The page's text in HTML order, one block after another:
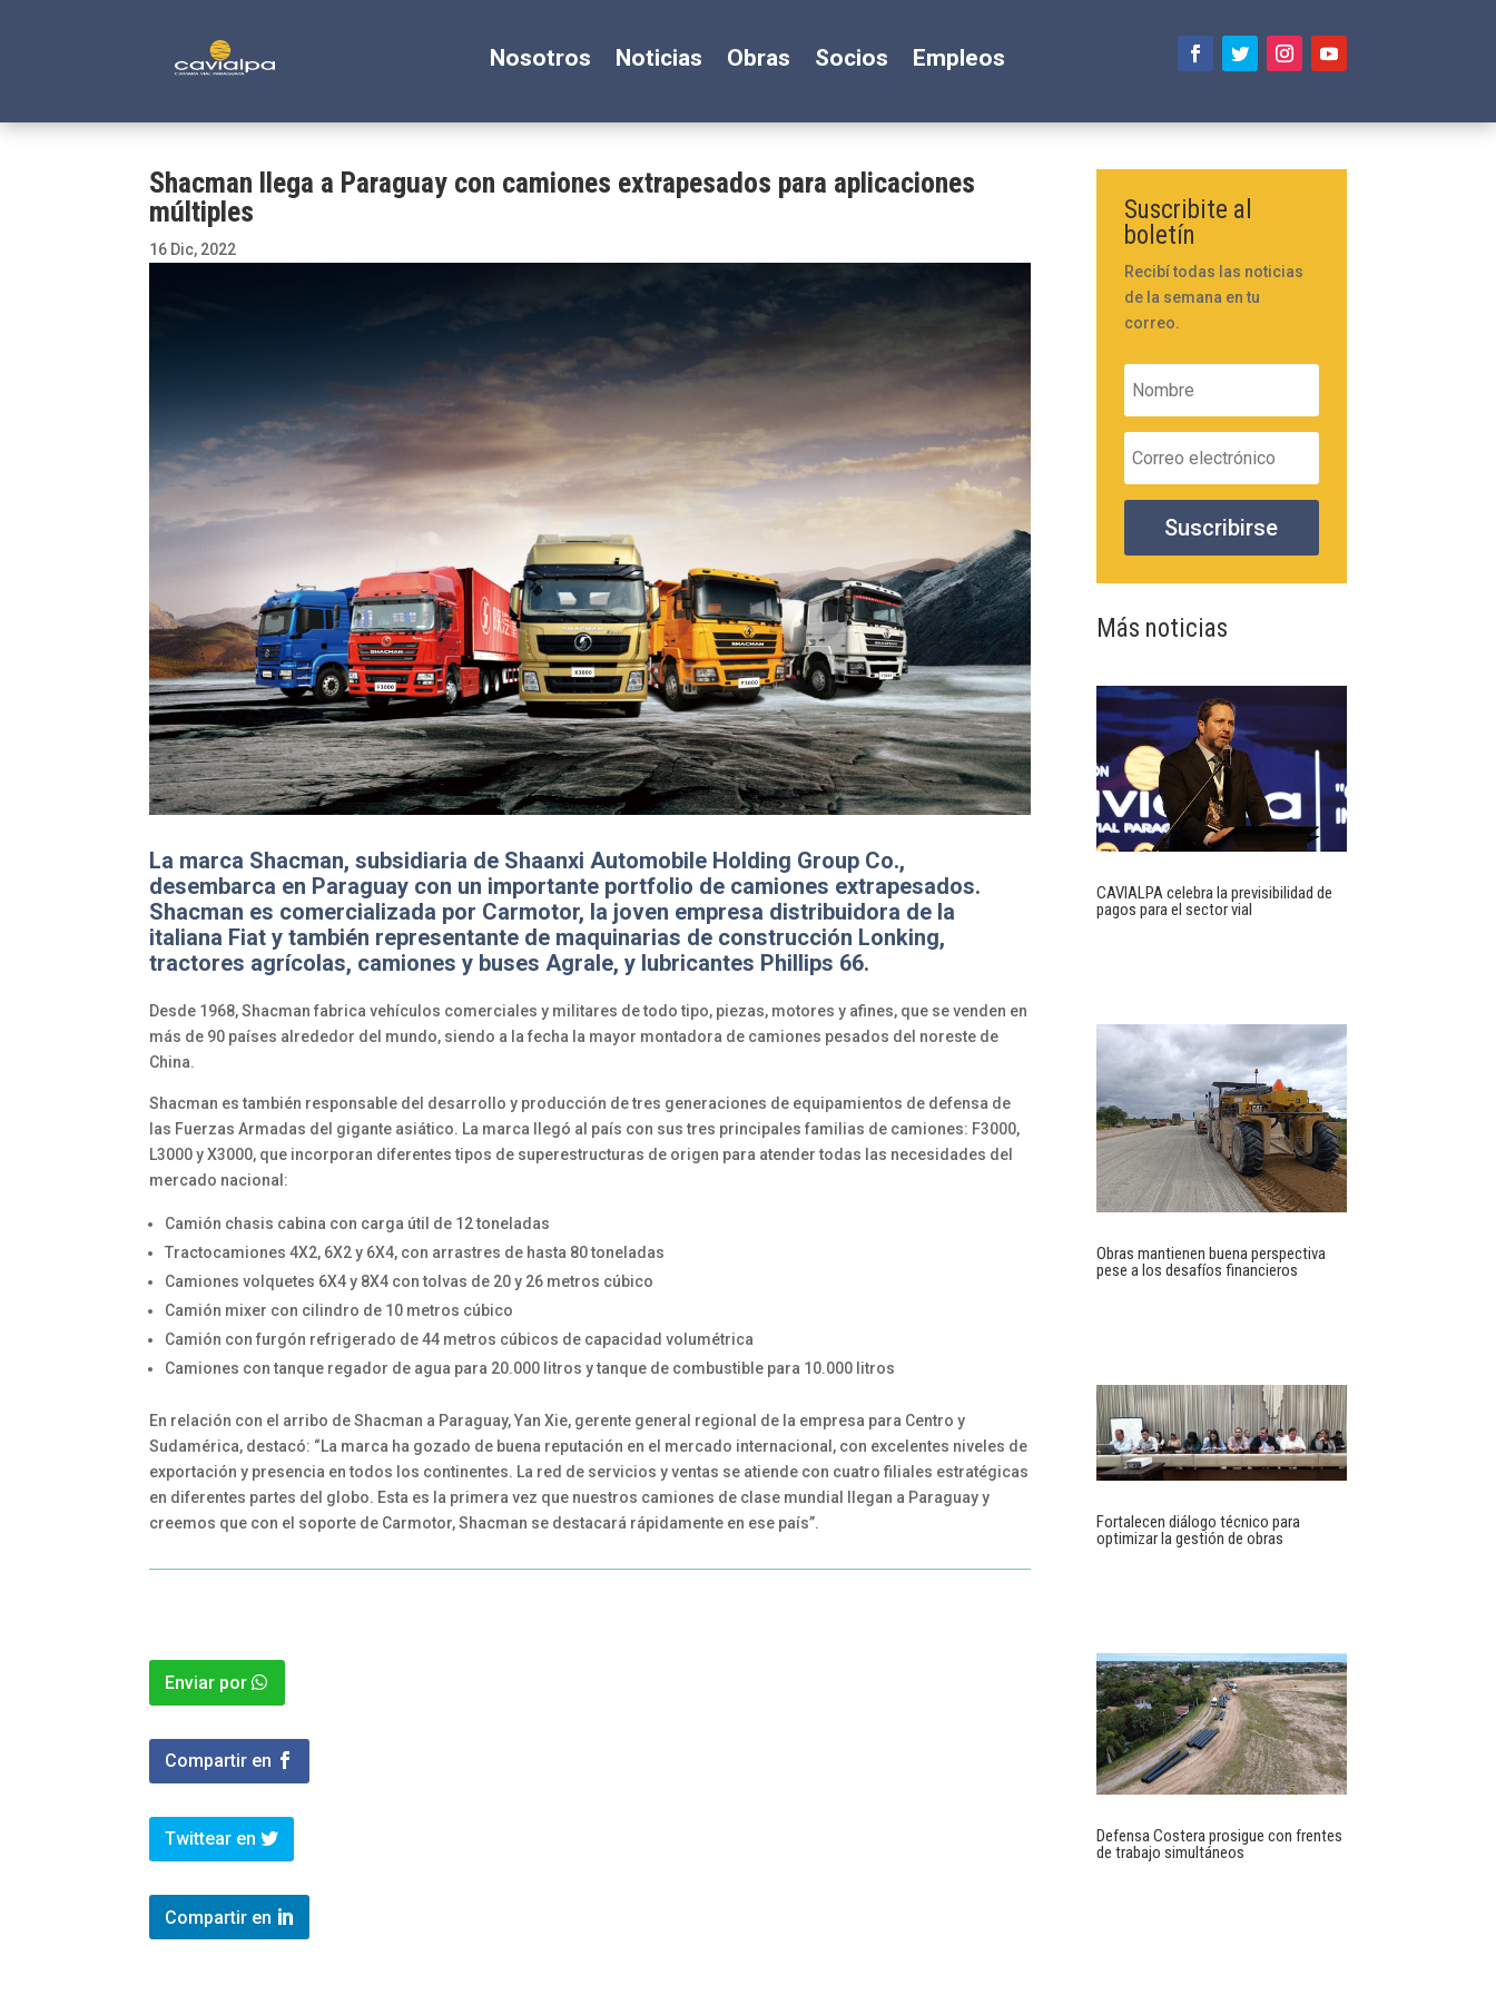
Nosotros Noticias Obras Socios Empleos
Shacman llega a Paraguay con camiones extrapesados para aplicaciones
múltiples
16 Dic, 2022
La marca Shacman, subsidiaria de Shaanxi Automobile Holding Group Co.,
desembarca en Paraguay con un importante portfolio de camiones extrapesados.
Shacman es comercializada por Carmotor, la joven empresa distribuidora de la
italiana Fiat y también representante de maquinarias de construcción Lonking,
tractores agrícolas, camiones y buses Agrale, y lubricantes Phillips 66.
Desde 1968, Shacman fabrica vehículos comerciales y militares de todo tipo, piezas, motores y afines, que se venden en
más de 90 países alrededor del mundo, siendo a la fecha la mayor montadora de camiones pesados del noreste de
China.
Shacman es también responsable del desarrollo y producción de tres generaciones de equipamientos de defensa de
las Fuerzas Armadas del gigante asiático. La marca llegó al país con sus tres principales familias de camiones: F3000,
L3000 y X3000, que incorporan diferentes tipos de superestructuras de origen para atender todas las necesidades del
mercado nacional:
Camión chasis cabina con carga útil de 12 toneladas
Tractocamiones 4X2, 6X2 y 6X4, con arrastres de hasta 80 toneladas
Camiones volquetes 6X4 y 8X4 con tolvas de 20 y 26 metros cúbico
Camión mixer con cilindro de 10 metros cúbico
Camión con furgón refrigerado de 44 metros cúbicos de capacidad volumétrica
Camiones con tanque regador de agua para 20.000 litros y tanque de combustible para 10.000 litros
En relación con el arribo de Shacman a Paraguay, Yan Xie, gerente general regional de la empresa para Centro y
Sudamérica, destacó: “La marca ha gozado de buena reputación en el mercado internacional, con excelentes niveles de
exportación y presencia en todos los continentes. La red de servicios y ventas se atiende con cuatro filiales estratégicas
en diferentes partes del globo. Esta es la primera vez que nuestros camiones de clase mundial llegan a Paraguay y
creemos que con el soporte de Carmotor, Shacman se destacará rápidamente en ese país”.
Enviar por
Compartir en
Twittear en
Compartir en
Suscribite al
boletín
Recibí todas las noticias
de la semana en tu
correo.
Suscribirse
Más noticias
CAVIALPA celebra la previsibilidad de
pagos para el sector vial
Obras mantienen buena perspectiva
pese a los desafíos financieros
Fortalecen diálogo técnico para
optimizar la gestión de obras
Defensa Costera prosigue con frentes
de trabajo simultáneos